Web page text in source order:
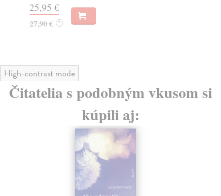
28,03 €
28,90 € ?
High-contrast mode
Čitatelia s podobným vkusom si
kúpili aj: